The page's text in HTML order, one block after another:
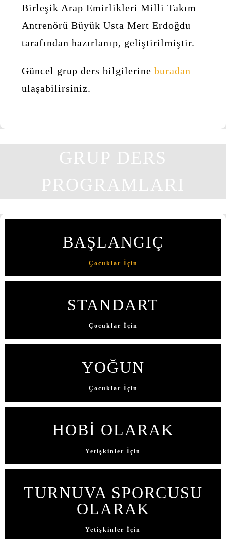
Birleşik Arap Emirlikleri Milli Takım
Antrenörü Büyük Usta Mert Erdoğdu
tarafından hazırlanıp, geliştirilmiştir.
Güncel grup ders bilgilerine buradan
ulaşabilirsiniz.
GRUP DERS
PROGRAMLARI
BAŞLANGIÇ
Çocuklar İçin
STANDART
Çocuklar İçin
YOĞUN
Çocuklar İçin
HOBİ OLARAK
Yetişkinler İçin
TURNUVA SPORCUSU
OLARAK
Yetişkinler İçin